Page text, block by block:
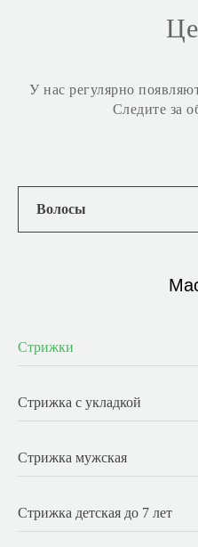
У нас регулярно
Следите за
Стрижки
Стрижка с укладкой
Стрижка мужская
Стрижка детская до 7 лет